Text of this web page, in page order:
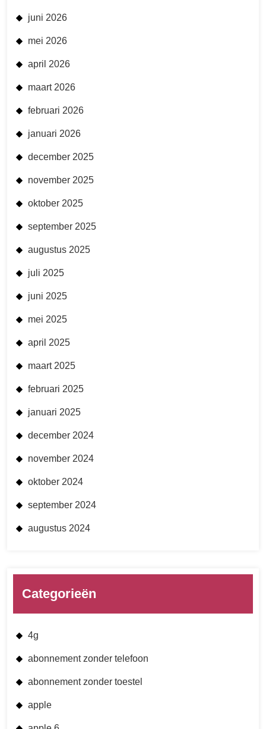
juni 2026
mei 2026
april 2026
maart 2026
februari 2026
januari 2026
december 2025
november 2025
oktober 2025
september 2025
augustus 2025
juli 2025
juni 2025
mei 2025
april 2025
maart 2025
februari 2025
januari 2025
december 2024
november 2024
oktober 2024
september 2024
augustus 2024
Categorieën
4g
abonnement zonder telefoon
abonnement zonder toestel
apple